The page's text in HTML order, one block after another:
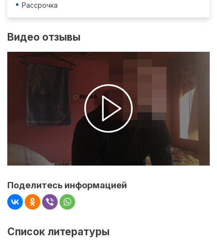
Рассрочка
Видео отзывы
Поделитесь информацией
Список литературы